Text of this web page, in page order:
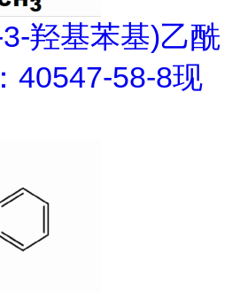
羟基苯基)乙酰
40547-58-8现